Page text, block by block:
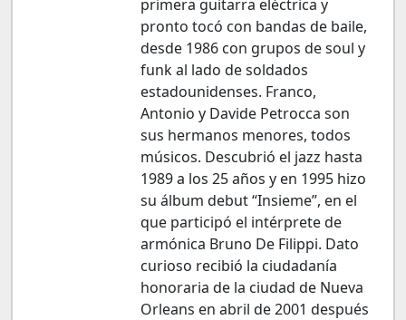
primera guitarra eléctrica y
pronto tocó con bandas de baile,
desde 1986 con grupos de soul y
funk al lado de soldados
estadounidenses. Franco,
Antonio y Davide Petrocca son
sus hermanos menores, todos
músicos. Descubrió el jazz hasta
1989 a los 25 años y en 1995 hizo
su álbum debut “Insieme”, en el
que participó el intérprete de
armónica Bruno De Filippi. Dato
curioso recibió la ciudadanía
honoraria de la ciudad de Nueva
Orleans en abril de 2001 después